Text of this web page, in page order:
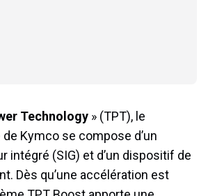
Technology » (TPT), le
Kymco se compose d’un
intégré (SIG) et d’un dispositif de
Dès qu’une accélération est